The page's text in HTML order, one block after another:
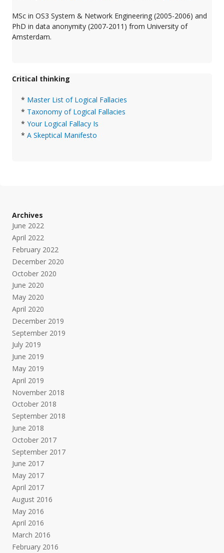
MSc in OS3 System & Network Engineering (2005-2006) and
PhD in data anonymity (2007-2011) from University of
Amsterdam.
Critical thinking
* Master List of Logical Fallacies
* Taxonomy of Logical Fallacies
* Your Logical Fallacy Is
* A Skeptical Manifesto
Archives
June 2022
April 2022
February 2022
December 2020
October 2020
June 2020
May 2020
April 2020
December 2019
September 2019
July 2019
June 2019
May 2019
April 2019
November 2018
October 2018
September 2018
June 2018
October 2017
September 2017
June 2017
May 2017
April 2017
August 2016
May 2016
April 2016
March 2016
February 2016